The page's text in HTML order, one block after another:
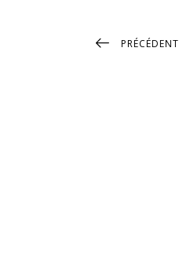
PRÉCÉDENT